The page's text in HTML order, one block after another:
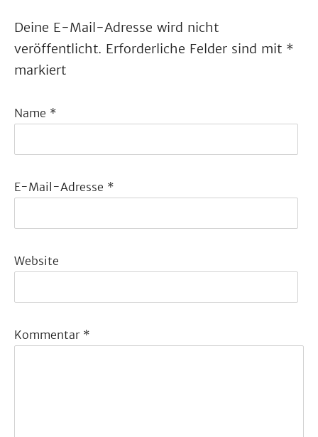
Deine E-Mail-Adresse wird nicht
veröffentlicht. Erforderliche Felder sind mit *
markiert
Name *
E-Mail-Adresse *
Website
Kommentar *